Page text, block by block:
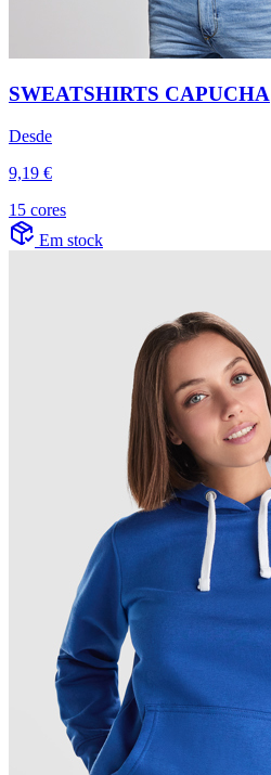
SWEATSHIRTS CAPUCHA
Desde
9,19 €
15 cores
Em stock